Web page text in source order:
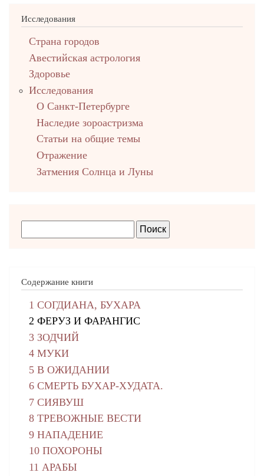
Исследования
Страна городов
Авестийская астрология
Здоровье
Исследования
О Санкт-Петербурге
Наследие зороастризма
Cтатьи на общие темы
Отражение
Затмения Солнца и Луны
Содержание книги
1 СОГДИАНА, БУХАРА
2 ФЕРУЗ И ФАРАНГИС
3 ЗОДЧИЙ
4 МУКИ
5 В ОЖИДАНИИ
6 СМЕРТЬ БУХАР-ХУДАТА.
7 СИЯВУШ
8 ТРЕВОЖНЫЕ ВЕСТИ
9 НАПАДЕНИЕ
10 ПОХОРОНЫ
11 АРАБЫ